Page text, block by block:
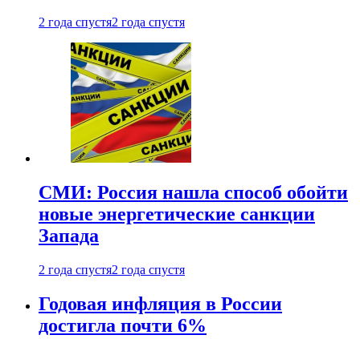
2 года спустя2 года спустя
СМИ: Россия нашла способ обойти
новые энергетические санкции
Запада
2 года спустя2 года спустя
Годовая инфляция в России
достигла почти 6%